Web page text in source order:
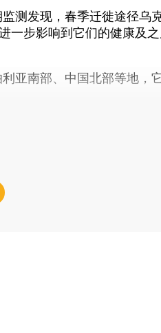
测发现，春季迁徙途径乌
一步影响到它们的健康及
南部、中国北部等地，